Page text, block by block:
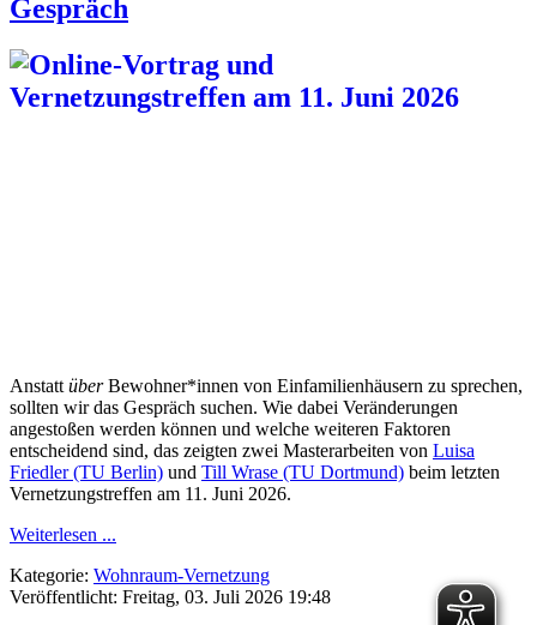
Gespräch
Anstatt überBewohner*innen von Einfamilienhäusern zu sprechen,
sollten wir das Gespräch suchen. Wie dabei Veränderungen
angestoßen werden können und welche weiteren Faktoren
entscheidend sind, das zeigten zwei Masterarbeiten von Luisa
Friedler (TU Berlin) und Till Wrase (TU Dortmund) beim letzten
Vernetzungstreffen am 11. Juni 2026.
Weiterlesen ...
Kategorie: Wohnraum-Vernetzung
Veröffentlicht: Freitag, 03. Juli 2026 19:48